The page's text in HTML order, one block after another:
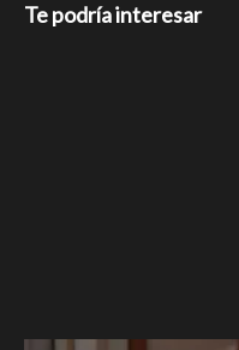
Te podría interesar